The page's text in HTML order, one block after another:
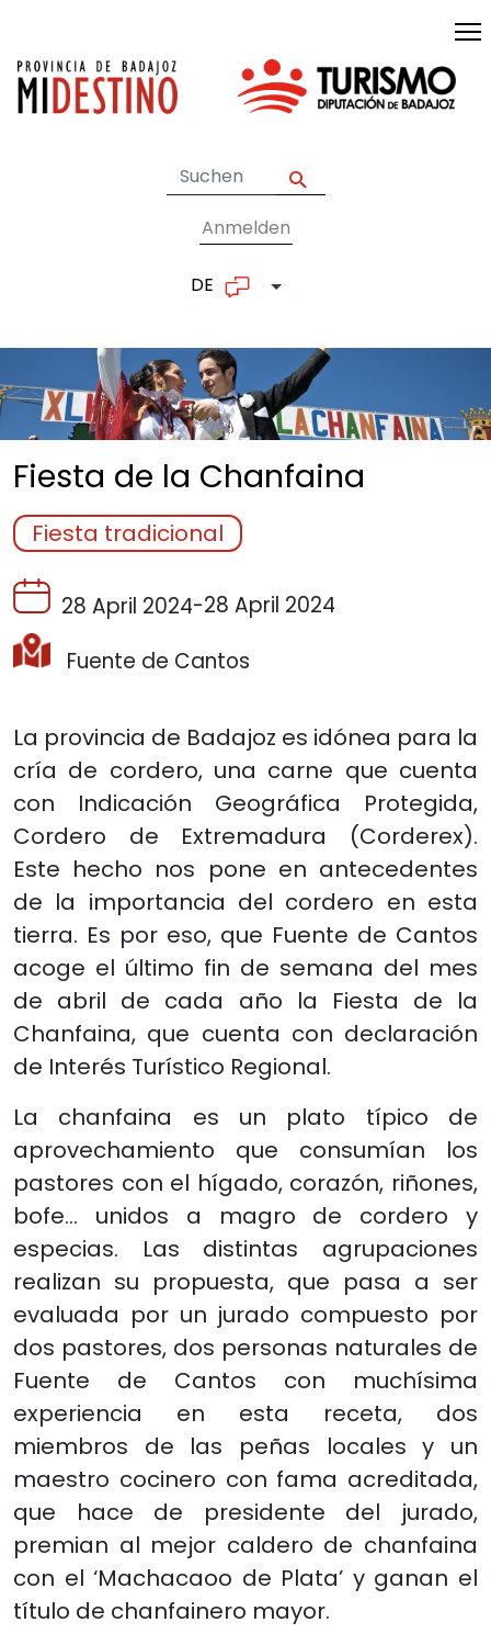
User account
Anmelden
DE List additional actions
Fiesta de la Chanfaina
Fiesta tradicional
28 April 2024-28 April 2024
Fuente de Cantos
La provincia de Badajoz es idónea para la
cría de cordero, una carne que cuenta
con Indicación Geográfica Protegida,
Cordero de Extremadura (Corderex).
Este hecho nos pone en antecedentes
de la importancia del cordero en esta
tierra. Es por eso, que Fuente de Cantos
acoge el último fin de semana del mes
de abril de cada año la Fiesta de la
Chanfaina, que cuenta con declaración
de Interés Turístico Regional.
La chanfaina es un plato típico de
aprovechamiento que consumían los
pastores con el hígado, corazón, riñones,
bofe… unidos a magro de cordero y
especias. Las distintas agrupaciones
realizan su propuesta, que pasa a ser
evaluada por un jurado compuesto por
dos pastores, dos personas naturales de
Fuente de Cantos con muchísima
experiencia en esta receta, dos
miembros de las peñas locales y un
maestro cocinero con fama acreditada,
que hace de presidente del jurado,
premian al mejor caldero de chanfaina
con el ‘Machacaoo de Plata’ y ganan el
título de chanfainero mayor.